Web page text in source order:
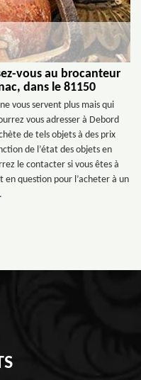
vous au brocanteur
dans le 81150
vous servent plus mais qui
vous adresser à Debord
de tels objets à des prix
de l’état des objets en
le contacter si vous êtes à
en question pour l’acheter à un